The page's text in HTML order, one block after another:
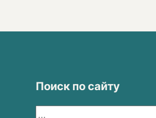
Поиск по сайту